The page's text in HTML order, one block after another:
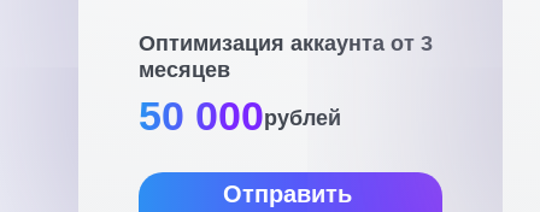
Оптимизация аккаунта от 3
месяцев
50 000рублей
Отправить